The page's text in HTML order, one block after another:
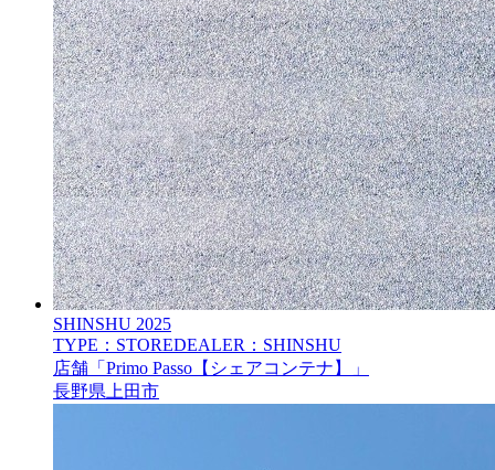
SHINSHU 2025
TYPE：STOREDEALER：SHINSHU
店舗「Primo Passo【シェアコンテナ】」
長野県上田市